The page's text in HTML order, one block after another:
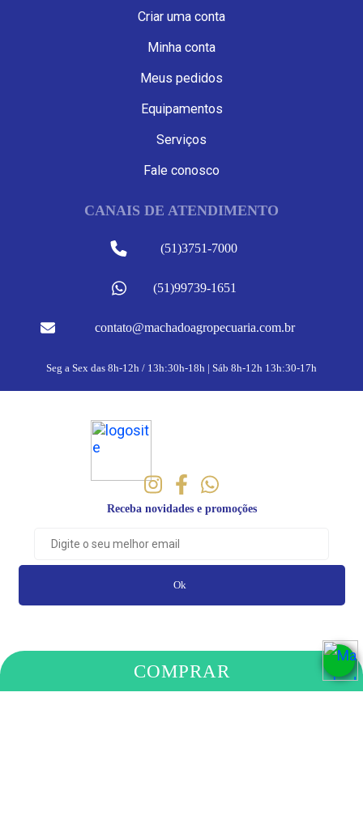
COMPRAR
Criar uma conta
Minha conta
Meus pedidos
Equipamentos
Serviços
Fale conosco
CANAIS DE ATENDIMENTO
(51)3751-7000
(51)99739-1651
contato@machadoagropecuaria.com.br
Seg a Sex das 8h-12h / 13h:30h-18h | Sáb 8h-12h 13h:30-17h
Receba novidades e promoções
Ok